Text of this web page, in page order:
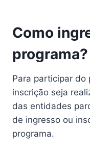
Como
programa?
Para participar do
inscrição seja
das entidades
de ingresso ou
programa.